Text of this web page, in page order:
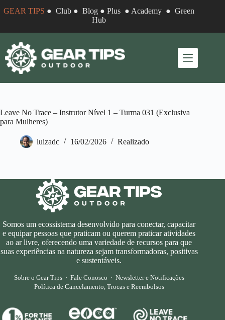
para
conteúdo
GEAR TIPS ●Club ●Blog ●Plus ● Academy ●Green
Hub
Leave No Trace – Instrutor Nível 1 – Turma 031 (Exclusiva
para Mulheres)
luizadc 16/02/2026 Realizado
Somos um ecossistema desenvolvido para conectar, capacitar
e equipar pessoas que praticam ou querem praticar atividades
ao ar livre, oferecendo uma variedade de recursos para que
suas experiências na natureza sejam transformadoras, positivas
e sustentáveis.
Sobre o Gear Tips· Fale Conosco · Newsletter e Notificações
Política de Cancelamento, Trocas e Reembolsos